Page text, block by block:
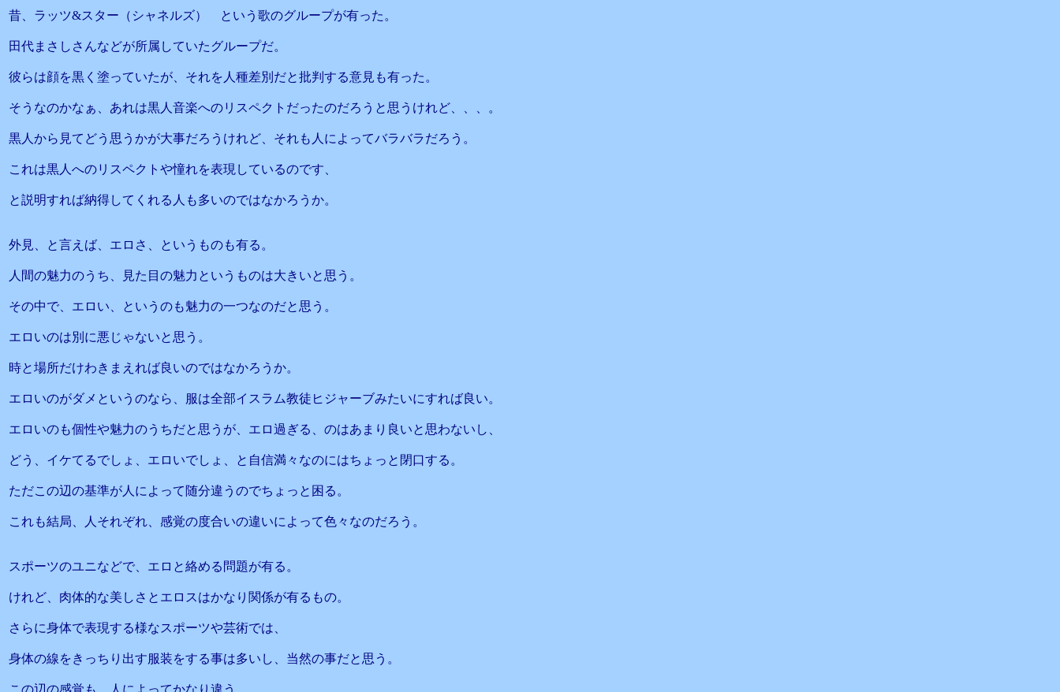
昔、ラッツ&スター（シャネルズ） という歌のグループが有った。
田代まさしさんなどが所属していたグループだ。
彼らは顔を黒く塗っていたが、それを人種差別だと批判する意見も有った。
そうなのかなぁ、あれは黒人音楽へのリスペクトだったのだろうと思うけれど、、、。
黒人から見てどう思うかが大事だろうけれど、それも人によってバラバラだろう。
これは黒人へのリスペクトや憧れを表現しているのです、
と説明すれば納得してくれる人も多いのではなかろうか。
外見、と言えば、エロさ、というものも有る。
人間の魅力のうち、見た目の魅力というものは大きいと思う。
その中で、エロい、というのも魅力の一つなのだと思う。
エロいのは別に悪じゃないと思う。
時と場所だけわきまえれば良いのではなかろうか。
エロいのがダメというのなら、服は全部イスラム教徒ヒジャーブみたいにすれば良い。
エロいのも個性や魅力のうちだと思うが、エロ過ぎる、のはあまり良いと思わないし、
どう、イケてるでしょ、エロいでしょ、と自信満々なのにはちょっと閉口する。
ただこの辺の基準が人によって随分違うのでちょっと困る。
これも結局、人それぞれ、感覚の度合いの違いによって色々なのだろう。
スポーツのユニなどで、エロと絡める問題が有る。
けれど、肉体的な美しさとエロスはかなり関係が有るもの。
さらに身体で表現する様なスポーツや芸術では、
身体の線をきっちり出す服装をする事は多いし、当然の事だと思う。
この辺の感覚も、人によってかなり違う。